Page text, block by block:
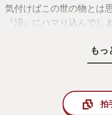
気付けばこの世の物とは
『沼』にハマり込んでし
まずはこの超弩級ダーク
世代機へと進化したグラ
一瞬で地獄へと連行される
もっ
拍